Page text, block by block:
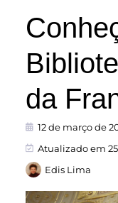
da
12 de março de
Atualizado em 25
Edis Lima